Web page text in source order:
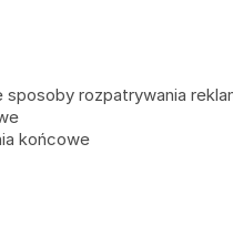
sposoby rozpatrywania
końcowe